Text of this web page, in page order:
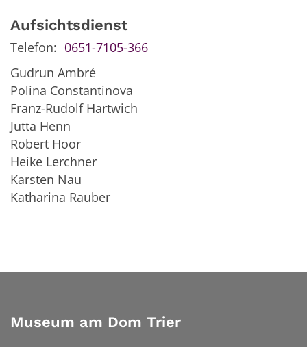
Aufsichtsdienst
Telefon: 0651-7105-366
Gudrun Ambré
Polina Constantinova
Franz-Rudolf Hartwich
Jutta Henn
Robert Hoor
Heike Lerchner
Karsten Nau
Katharina Rauber
Museum am Dom Trier